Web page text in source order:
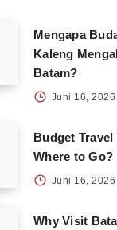
Mengapa
Kaleng
Batam?
Juni 16, 2026
Budget
Where to Go?
Juni 16, 2026
Why Visit